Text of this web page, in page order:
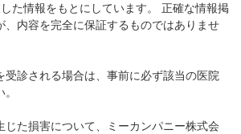
た情報をもとにしています。 正確な情報掲
、内容を完全に保証するものではありませ
受診される場合は、事前に必ず該当の医院
じた損害について、ミーカンパニー株式会